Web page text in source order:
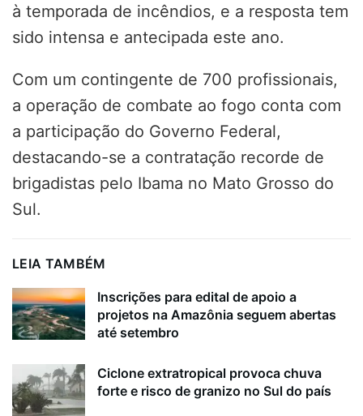
à temporada de incêndios, e a resposta tem
sido intensa e antecipada este ano.
Com um contingente de 700 profissionais,
a operação de combate ao fogo conta com
a participação do Governo Federal,
destacando-se a contratação recorde de
brigadistas pelo Ibama no Mato Grosso do
Sul.
LEIA TAMBÉM
Inscrições para edital de apoio a
projetos na Amazônia seguem abertas
até setembro
Ciclone extratropical provoca chuva
forte e risco de granizo no Sul do país